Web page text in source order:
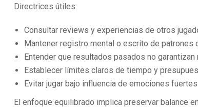
Directrices útiles:
Consultar reviews y experiencias de otros
Mantener registro mental o escrito de patrones
Entender que resultados pasados no
Establecer límites claros de tiempo y
Evitar jugar bajo influencia de emociones fuertes
El enfoque equilibrado implica preservar balance